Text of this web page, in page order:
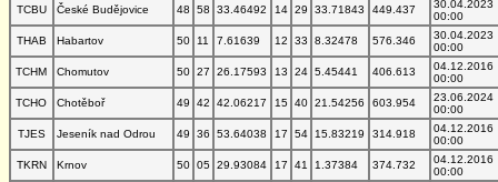
TCBU
České Budějovice 48 58 33.46492 14 29 33.71843 449.437
30.04.2023
00:00
THAB
Habartov 50 11 7.61639 12 33 8.32478 576.346
30.04.2023
00:00
TCHM
Chomutov 50 27 26.17593 13 24 5.45441 406.613
04.12.2016
00:00
TCHO
Chotěboř 49 42 42.06217 15 40 21.54256 603.954
23.06.2024
00:00
TJES
Jeseník nad Odrou 49 36 53.64038 17 54 15.83219 314.918
04.12.2016
00:00
TKRN
Krnov 50 05 29.93084 17 41 1.37384 374.732
04.12.2016
00:00